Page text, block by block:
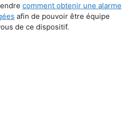
comment obtenir une alarme
afin de pouvoir être équipe
de ce dispositif.